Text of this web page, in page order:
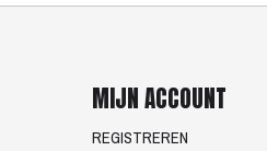
MIJN ACCOUNT
REGISTREREN